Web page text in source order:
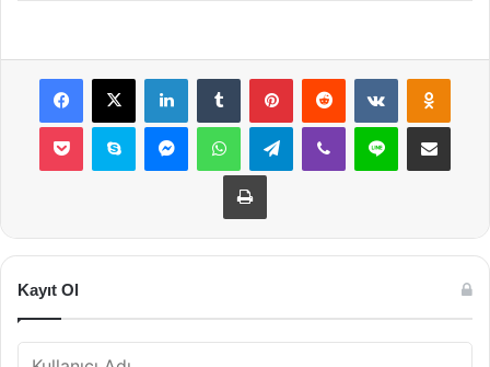
Facebook
X LinkedInTumblr PinterestReddit VKontakte
Pocket Skype MessengerWhatsAppTelegramViber Line E-Posta ile
Yazdır
Kayıt Ol